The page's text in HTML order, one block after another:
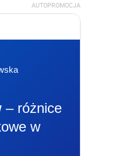
AUTOPROMOCJA
– różnice
w